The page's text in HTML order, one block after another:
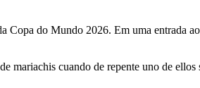
do Mundo 2026. Em uma entrada
cuando de repente uno de ellos